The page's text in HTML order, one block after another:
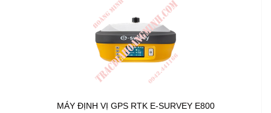
MÁY ĐỊNH VỊ GPS RTK E-SURVEY E800